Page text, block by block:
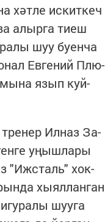
ис­кит­кеч
алыр­га ти­еш
шуу бу­ен­ча
Ев­ге­ний Плю­
язып куй­
Ил­наз За­
уңыш­ла­ры
"Ижс­таль" хок­
хы­ял­лан­ган
шуу­га